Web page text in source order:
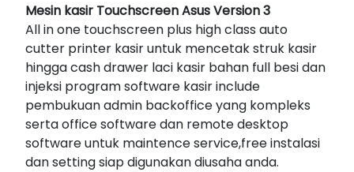
Mesin kasir Touchscreen Asus Version 3
All in one touchscreen plus high class auto
cutter printer kasir untuk mencetak struk kasir
hingga cash drawer laci kasir bahan full besi dan
injeksi program software kasir include
pembukuan admin backoffice yang kompleks
serta office software dan remote desktop
software untuk maintence service,free instalasi
dan setting siap digunakan diusaha anda.